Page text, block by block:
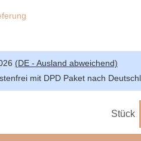
(DE - Ausland abweichend)
mit DPD Paket nach
Stück